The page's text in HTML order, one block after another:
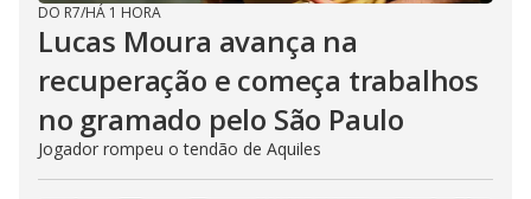
DO R7/HÁ 1 HORA
Lucas Moura avança na
recuperação e começa trabalhos
no gramado pelo São Paulo
Jogador rompeu o tendão de Aquiles